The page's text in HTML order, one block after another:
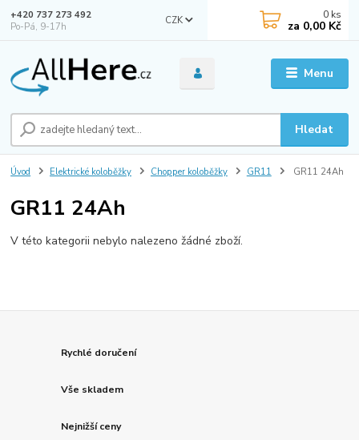
Menu
CZK
Hledat
+420 737 273 492
Po-Pá, 9-17h
0 ks
za 0,00 Kč
Úvod Elektrické koloběžky Chopper koloběžky GR11 GR11 24Ah
GR11 24Ah
V této kategorii nebylo nalezeno žádné zboží.
Rychlé doručení
Vše skladem
Nejnižší ceny